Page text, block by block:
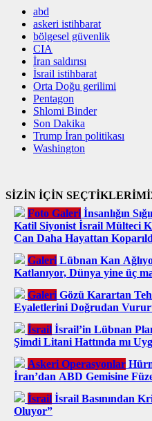
abd
askeri istihbarat
bölgesel güvenlik
CIA
İran saldırısı
İsrail istihbarat
Orta Doğu gerilimi
Pentagon
Shlomi Binder
Son Dakika
Trump İran politikası
Washington
SİZİN İÇİN
Foto Galeri İnsanlığın
Katil Siyonist İsrail Mülteci
Can Daha Hayattan
Galeri Lübnan Kan
Katlanıyor, Dünya yine üç
Galeri Gözü Karartan
Eyaletlerini Doğrudan
İsrail İsrail’in Lübnan
Şimdi Litani Hattında mı
Askeri Operasyonlar
İran’dan ABD Gemisine
İsrail İsrail Basınından
Oluyor”